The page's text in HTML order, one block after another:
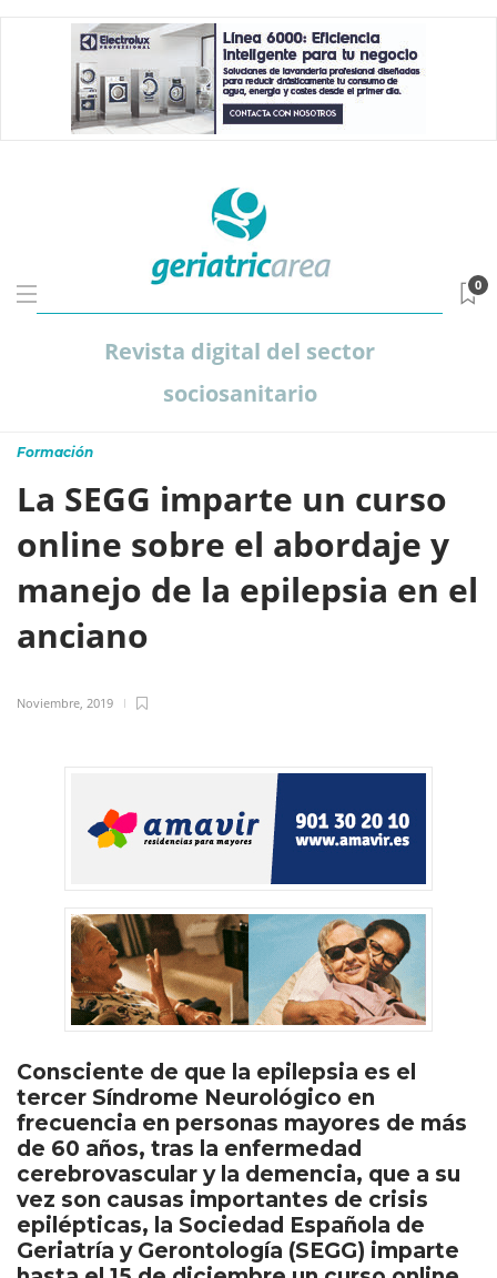
Revista digital del sector
sociosanitario
0
Formación
La SEGG imparte un curso
online sobre el abordaje y
manejo de la epilepsia en el
anciano
Noviembre, 2019
Consciente de que la epilepsia es el
tercer Síndrome Neurológico en
frecuencia en personas mayores de más
de 60 años, tras la enfermedad
cerebrovascular y la demencia, que a su
vez son causas importantes de crisis
epilépticas, la Sociedad Española de
Geriatría y Gerontología (SEGG) imparte